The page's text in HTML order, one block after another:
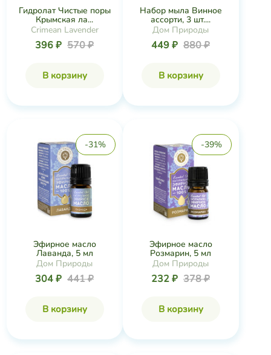
Гидролат Чистые поры
Крымская ла...
Crimean Lavender
396 ₽ 570 ₽
В корзину
Набор мыла Винное
ассорти, 3 шт....
Дом Природы
449 ₽ 880 ₽
В корзину
-31%
Эфирное масло
Лаванда, 5 мл
Дом Природы
304 ₽ 441 ₽
В корзину
-39%
Эфирное масло
Розмарин, 5 мл
Дом Природы
232 ₽ 378 ₽
В корзину